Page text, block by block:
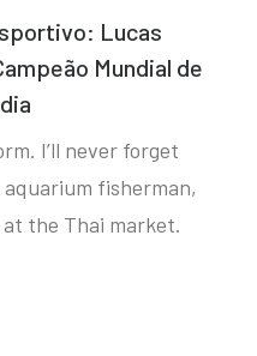
Lucas
Mundial de
I’ll never forget
fisherman,
the Thai market.